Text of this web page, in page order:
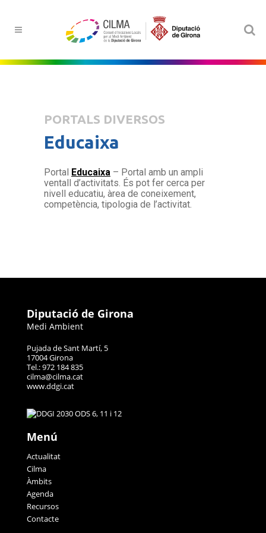
PORTALS DIVERSOS
Educaixa
Portal Educaixa – Portal amb un ampli
ventall d’activitats. És pot fer cerca per
nivell educatiu, àrea de coneixement,
competència, tipologia de l’activitat.
Diputació de Girona
Medi Ambient
Pujada de Sant Martí, 5
17004 Girona
Tel.: 972 184 835
cilma@cilma.cat
www.ddgi.cat
Menú
Actualitat
Cilma
Àmbits
Agenda
Recursos
Contacte